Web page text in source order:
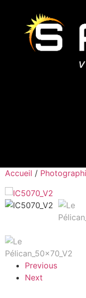
Accueil /
Previous
Next